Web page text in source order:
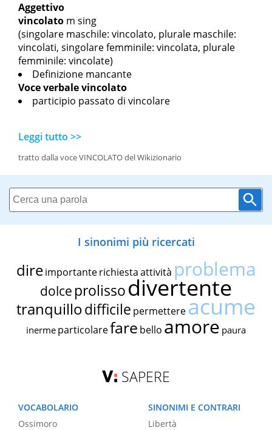
Aggettivo
vincolato m sing
(singolare maschile: vincolato, plurale maschile:
vincolati, singolare femminile: vincolata, plurale
femminile: vincolate)
Definizione mancante
Voce verbalevincolato
participio passato di vincolare
Leggi tutto >>
tratto dalla voce VINCOLATO del Wikizionario
I sinonimi più ricercati
dire importante richiestaattività problema
dolce prolissodivertente
tranquillodifficile permettereacume
inerme particolarefare bello amore paura
SAPERE
VOCABOLARIO
Ossimoro
SINONIMI E CONTRARI
Libertà